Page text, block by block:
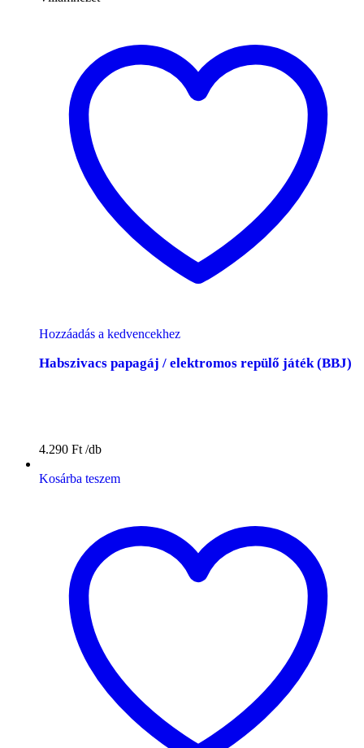
Hozzáadás a kedvencekhez
Habszivacs papagáj / elektromos repülő játék (BBJ)
4.290 Ft
Kosárba teszem